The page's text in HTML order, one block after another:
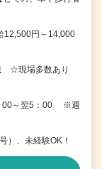
12,500円～14,000
☆現場多数あり
00～翌5：00 ※週
）、未経験OK！